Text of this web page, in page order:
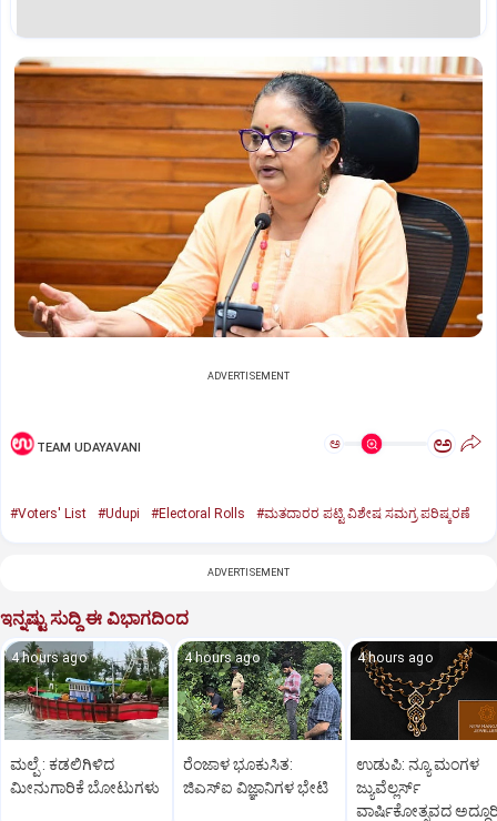
ADVERTISEMENT
TEAM UDAYAVANI ಅ ಅ
#Voters' List #Udupi #Electoral Rolls #ಮತದಾರರ ಪಟ್ಟಿ ವಿಶೇಷ ಸಮಗ್ರ ಪರಿಷ್ಕರಣೆ
ADVERTISEMENT
ಇನ್ನಷ್ಟು ಸುದ್ದಿ ಈ ವಿಭಾಗದಿಂದ
4 hours ago
ಮಲ್ಪೆ : ಕಡಲಿಗಿಳಿದ
ಮೀನುಗಾರಿಕೆ ಬೋಟುಗಳು
4 hours ago
ರೆಂಜಾಳ ಭೂಕುಸಿತ:
ಜಿಎಸ್‌ಐ ವಿಜ್ಞಾನಿಗಳ ಭೇಟಿ
4 hours ago
ಉಡುಪಿ: ನ್ಯೂ ಮಂಗಳ
ಜ್ಯುವೆಲ್ಲರ್ಸ್
ವಾರ್ಷಿಕೋತ್ಸವದ